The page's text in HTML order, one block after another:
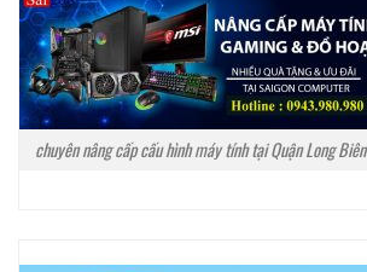
chuyên nâng cấp cấu hình máy tính tại Quận Long Biên